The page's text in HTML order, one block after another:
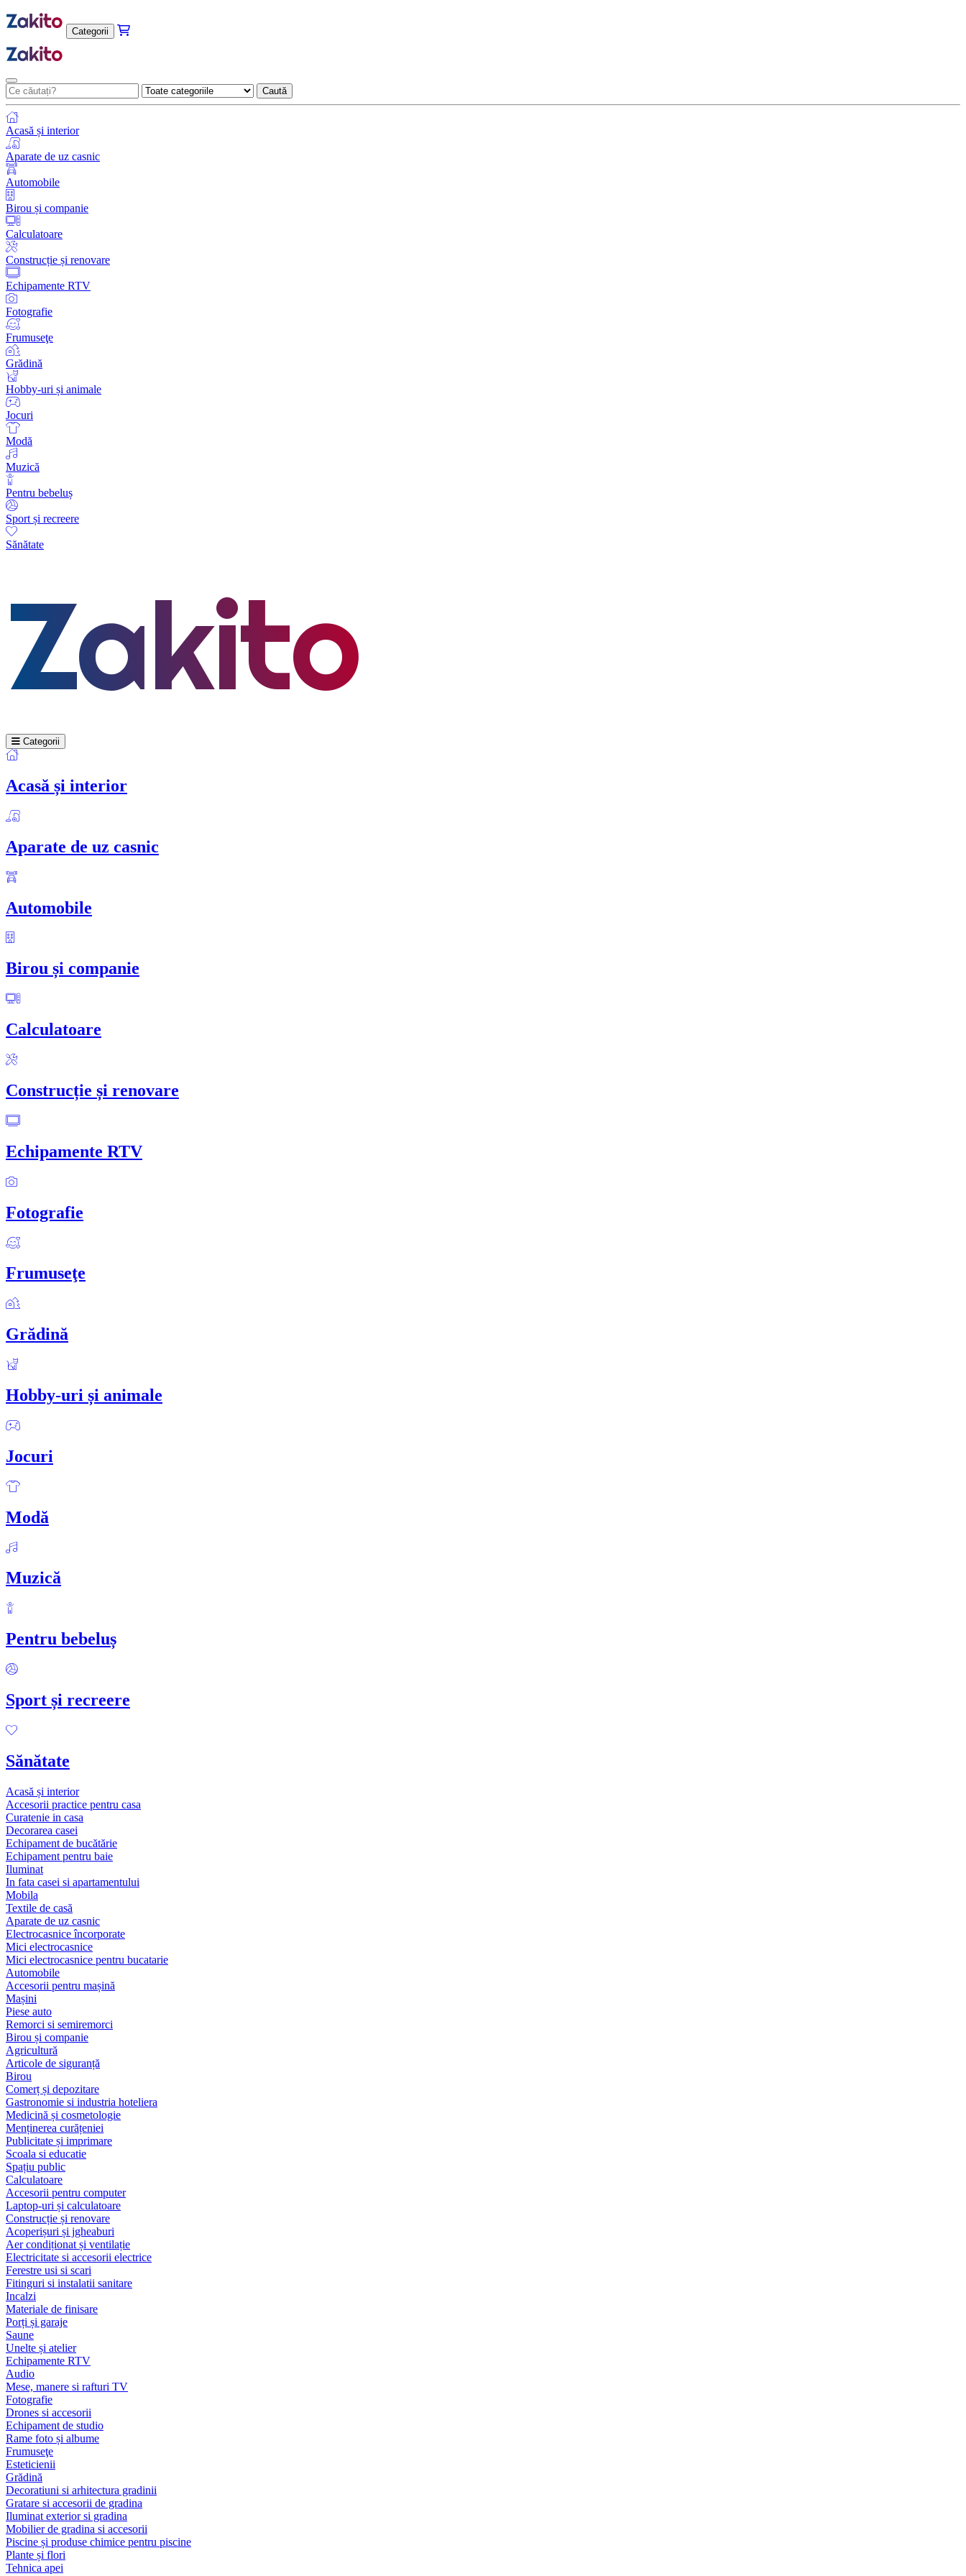
Categorii
Caută
Acasă și interior
Aparate de uz casnic
Automobile
Birou și companie
Calculatoare
Construcție și renovare
Echipamente RTV
Fotografie
Frumuseţe
Grădină
Hobby-uri și animale
Jocuri
Modă
Muzică
Pentru bebeluș
Sport și recreere
Sănătate
Categorii
Acasă și interior
Aparate de uz casnic
Automobile
Birou și companie
Calculatoare
Construcție și renovare
Echipamente RTV
Fotografie
Frumuseţe
Grădină
Hobby-uri și animale
Jocuri
Modă
Muzică
Pentru bebeluș
Sport și recreere
Sănătate
Acasă și interior
Accesorii practice pentru casa
Curatenie in casa
Decorarea casei
Echipament de bucătărie
Echipament pentru baie
Iluminat
In fata casei si apartamentului
Mobila
Textile de casă
Aparate de uz casnic
Electrocasnice încorporate
Mici electrocasnice
Mici electrocasnice pentru bucatarie
Automobile
Accesorii pentru mașină
Mașini
Piese auto
Remorci si semiremorci
Birou și companie
Agricultură
Articole de siguranță
Birou
Comerț și depozitare
Gastronomie si industria hoteliera
Medicină și cosmetologie
Menținerea curățeniei
Publicitate și imprimare
Scoala si educatie
Spațiu public
Calculatoare
Accesorii pentru computer
Laptop-uri și calculatoare
Construcție și renovare
Acoperișuri și jgheaburi
Aer condiționat și ventilație
Electricitate si accesorii electrice
Ferestre usi si scari
Fitinguri si instalatii sanitare
Incalzi
Materiale de finisare
Porți și garaje
Saune
Unelte și atelier
Echipamente RTV
Audio
Mese, manere si rafturi TV
Fotografie
Drones si accesorii
Echipament de studio
Rame foto și albume
Frumuseţe
Esteticienii
Grădină
Decoratiuni si arhitectura gradinii
Gratare si accesorii de gradina
Iluminat exterior si gradina
Mobilier de gradina si accesorii
Piscine și produse chimice pentru piscine
Plante și flori
Tehnica apei